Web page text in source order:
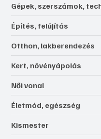
Gépek, szerszámok,
Építés, felújítás
Otthon, lakberendezés
Kert, növényápolás
Női vonal
Életmód, egészség
Kismester